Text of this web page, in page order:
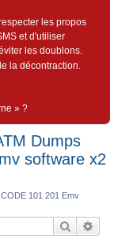
les propos
et d'utiliser
les doublons.
la décontraction.
» ?
Dumps
software x2
101 201 Emv